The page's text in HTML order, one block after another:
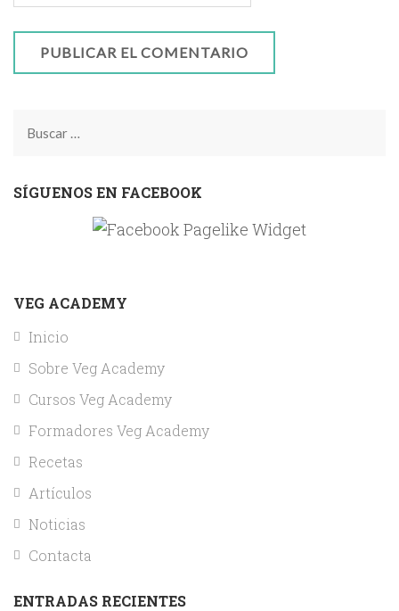
Buscar:
SÍGUENOS EN FACEBOOK
VEG ACADEMY
Inicio
Sobre Veg Academy
Cursos Veg Academy
Formadores Veg Academy
Recetas
Artículos
Noticias
Contacta
ENTRADAS RECIENTES